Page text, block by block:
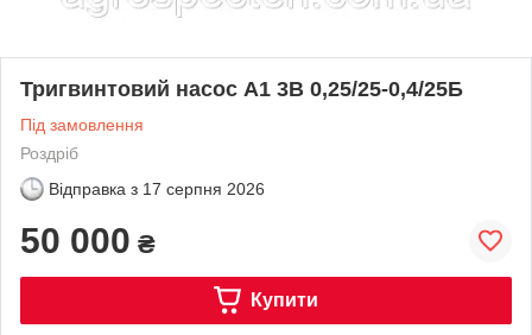
Тригвинтовий насос А1 3В 0,25/25-0,4/25Б
Під замовлення
Роздріб
Відправка з 17 серпня 2026
50 000 ₴
Купити